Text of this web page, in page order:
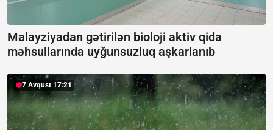
Malayziyadan gətirilən bioloji aktiv qida
məhsullarında uyğunsuzluq aşkarlanıb
7 Avqust 17:21